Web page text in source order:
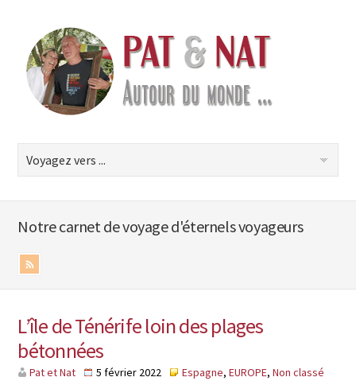
Notre carnet de voyage d'éternels voyageurs
L’île de Ténérife loin des plages
bétonnées
Pat et Nat 5 février 2022 Espagne,EUROPE,Non classé